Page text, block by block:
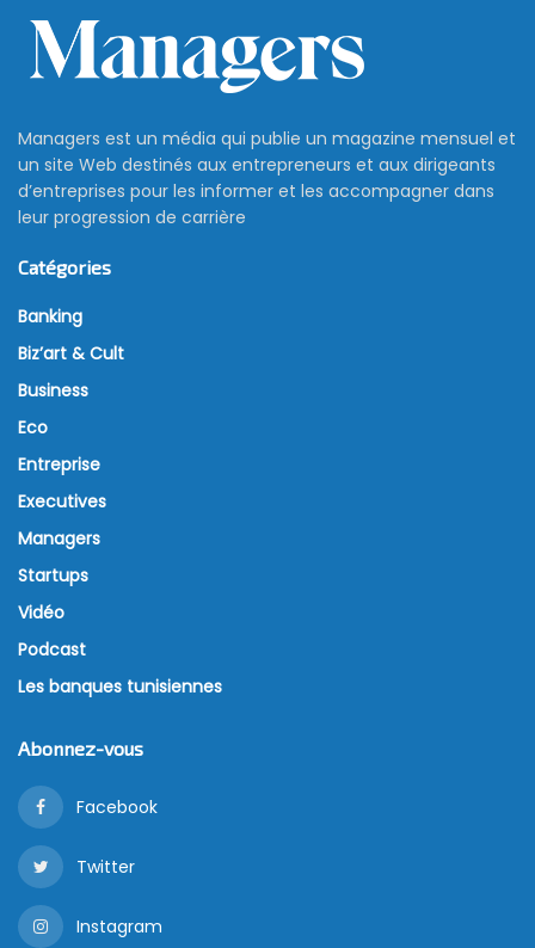
Managers est un média qui publie un magazine mensuel et
un site Web destinés aux entrepreneurs et aux dirigeants
d’entreprises pour les informer et les accompagner dans
leur progression de carrière
Catégories
Banking
Biz’art & Cult
Business
Eco
Entreprise
Executives
Managers
Startups
Vidéo
Podcast
Les banques tunisiennes
Abonnez-vous
Facebook
Twitter
Instagram